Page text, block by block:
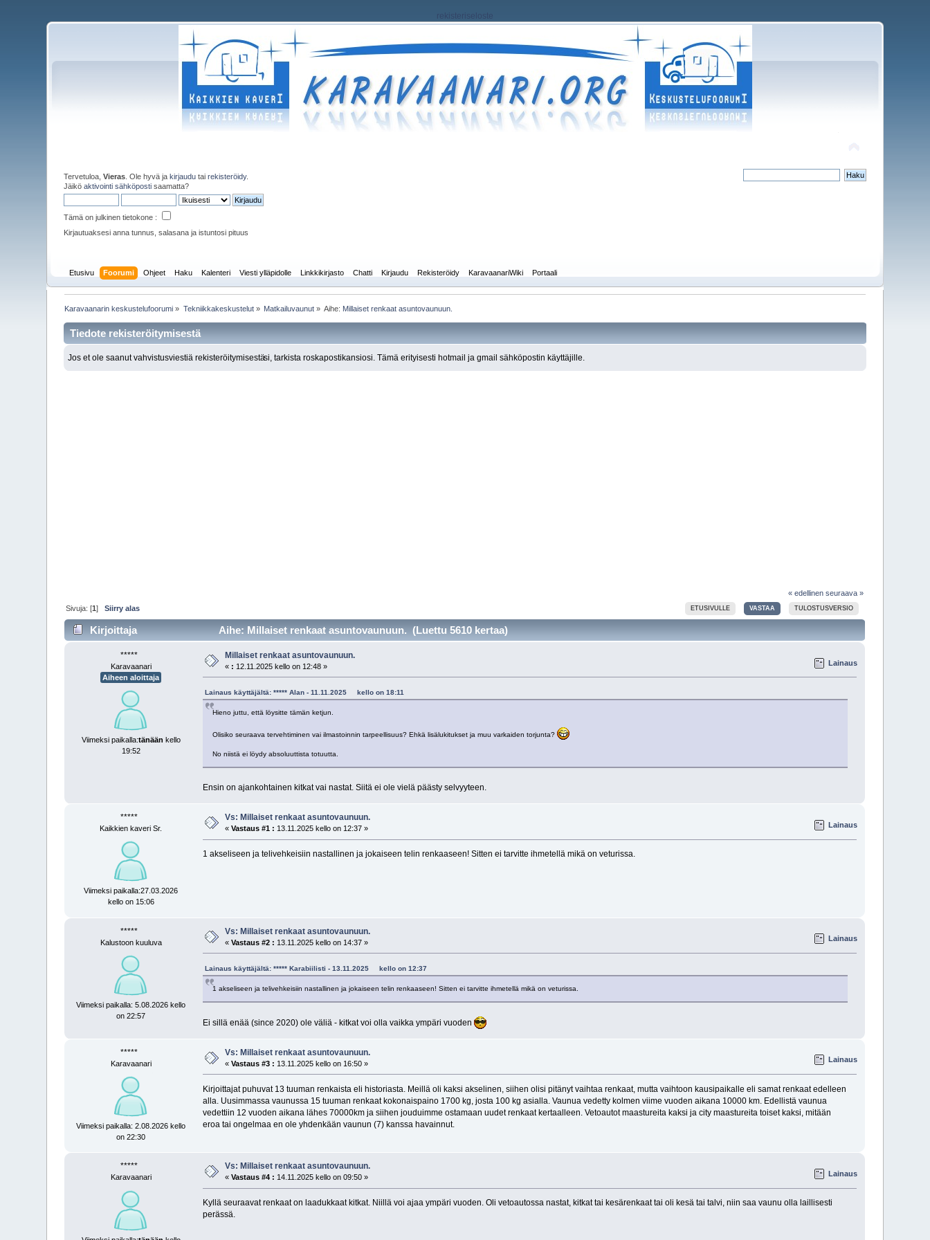
rekisteriseloste
Tervetuloa,Vieras . Ole hyvä jakirjaudu tairekisteröidy.
Jäiköaktivointi sähköposti saamatta?
Tämä on julkinen tietokone :
Kirjautuaksesi anna tunnus, salasana ja istuntosi pituus
Etusivu Foorumi Ohjeet Haku Kalenteri Viesti ylläpidolle Linkkikirjasto Chatti Kirjaudu Rekisteröidy KaravaanariWiki Portaali
Karavaanarin keskustelufoorumi » Tekniikkakeskustelut» Matkailuvaunut » Aihe: Millaiset renkaat asuntovaunuun.
Tiedote rekisteröitymisestä
Jos et ole saanut vahvistusviestiä rekisteröitymisestäsi, tarkista roskapostikansiosi. Tämä erityisesti hotmail ja gmail sähköpostin käyttäjille.
« edellinen seuraava »
ETUSIVULLE VASTAA TULOSTUSVERSIO
Sivuja: [1]Siirry alas
Kirjoittaja Aihe: Millaiset renkaat asuntovaunuun. (Luettu 5610 kertaa)
*****
Karavaanari
Aiheen aloittaja
Viimeksi paikalla:tänään kello
19:52
Millaiset renkaat asuntovaunuun.
« : 12.11.2025 kello on 12:48 » Lainaus
Lainaus käyttäjältä: ***** Alan - 11.11.2025 kello on 18:11
Hieno juttu, että löysitte tämän ketjun.
Olisiko seuraava tervehtiminen vai ilmastoinnin tarpeellisuus? Ehkä lisälukitukset ja muu varkaiden torjunta?
No niistä ei löydy absoluuttista totuutta.
Ensin on ajankohtainen kitkat vai nastat. Siitä ei ole vielä päästy selvyyteen.
*****
Kaikkien kaveri Sr.
Viimeksi paikalla:27.03.2026
kello on 15:06
Vs: Millaiset renkaat asuntovaunuun.
«Vastaus #1 : 13.11.2025 kello on 12:37 » Lainaus
1 akseliseen ja telivehkeisiin nastallinen ja jokaiseen telin renkaaseen! Sitten ei tarvitte ihmetellä mikä on veturissa.
*****
Kalustoon kuuluva
Viimeksi paikalla: 5.08.2026 kello
on 22:57
Vs: Millaiset renkaat asuntovaunuun.
«Vastaus #2 : 13.11.2025 kello on 14:37 » Lainaus
Lainaus käyttäjältä: ***** Karabiilisti - 13.11.2025 kello on 12:37
1 akseliseen ja telivehkeisiin nastallinen ja jokaiseen telin renkaaseen! Sitten ei tarvitte ihmetellä mikä on veturissa.
Ei sillä enää (since 2020) ole väliä - kitkat voi olla vaikka ympäri vuoden
*****
Karavaanari
Viimeksi paikalla: 2.08.2026 kello
on 22:30
Vs: Millaiset renkaat asuntovaunuun.
«Vastaus #3 : 13.11.2025 kello on 16:50 » Lainaus
Kirjoittajat puhuvat 13 tuuman renkaista eli historiasta. Meillä oli kaksi akselinen, siihen olisi pitänyt vaihtaa renkaat, mutta vaihtoon kausipaikalle eli samat renkaat edelleen
alla. Uusimmassa vaunussa 15 tuuman renkaat kokonaispaino 1700 kg, josta 100 kg asialla. Vaunua vedetty kolmen viime vuoden aikana 10000 km. Edellistä vaunua
vedettiin 12 vuoden aikana lähes 70000km ja siihen jouduimme ostamaan uudet renkaat kertaalleen. Vetoautot maastureita kaksi ja city maastureita toiset kaksi, mitään
eroa tai ongelmaa en ole yhdenkään vaunun (7) kanssa havainnut.
*****
Karavaanari
Vs: Millaiset renkaat asuntovaunuun.
«Vastaus #4 : 14.11.2025 kello on 09:50 » Lainaus
Kyllä seuraavat renkaat on laadukkaat kitkat. Niillä voi ajaa ympäri vuoden. Oli vetoautossa nastat, kitkat tai kesärenkaat tai oli kesä tai talvi, niin saa vaunu olla laillisesti
perässä.